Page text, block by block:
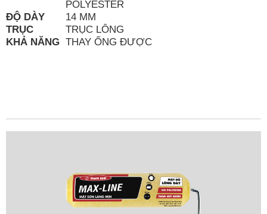
POLYESTER
ĐỘ DÀY
14 MM
TRỤC
TRỤC LÔNG
KHẢ NĂNG THAY ỐNG ĐƯỢC